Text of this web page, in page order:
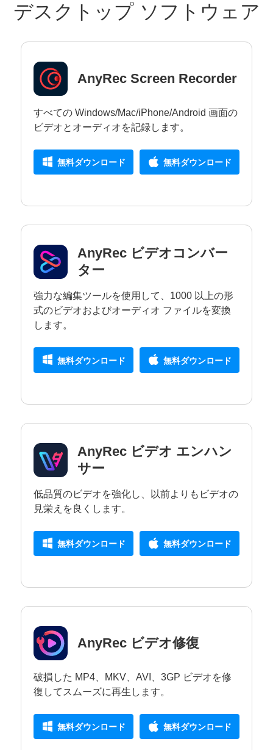
デスクトップ ソフトウェア
AnyRec Screen Recorder
すべての Windows/Mac/iPhone/Android 画面の
ビデオとオーディオを記録します。
無料ダウンロード 無料ダウンロード
AnyRec ビデオコンバー
ター
強力な編集ツールを使用して、1000 以上の形
式のビデオおよびオーディオ ファイルを変換
します。
無料ダウンロード 無料ダウンロード
AnyRec ビデオ エンハン
サー
低品質のビデオを強化し、以前よりもビデオの
見栄えを良くします。
無料ダウンロード 無料ダウンロード
AnyRec ビデオ修復
破損した MP4、MKV、AVI、3GP ビデオを修
復してスムーズに再生します。
無料ダウンロード 無料ダウンロード